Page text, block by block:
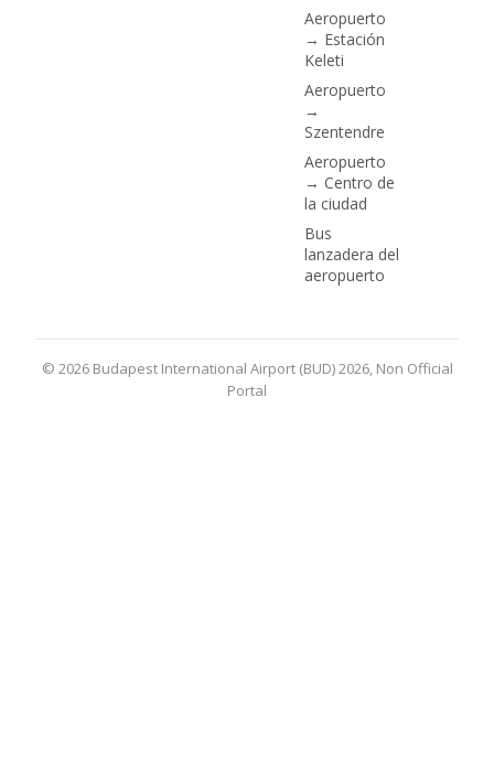
Aeropuerto
→ Estación
Keleti
Aeropuerto
→
Szentendre
Aeropuerto
→ Centro de
la ciudad
Bus
lanzadera del
aeropuerto
© 2026 Budapest International Airport (BUD) 2026, Non Official
Portal